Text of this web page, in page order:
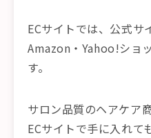
ECサイトでは、公式サ
Amazon・Yahoo!ショ
す。
サロン品質のヘアケア
ECサイトで手に入れて